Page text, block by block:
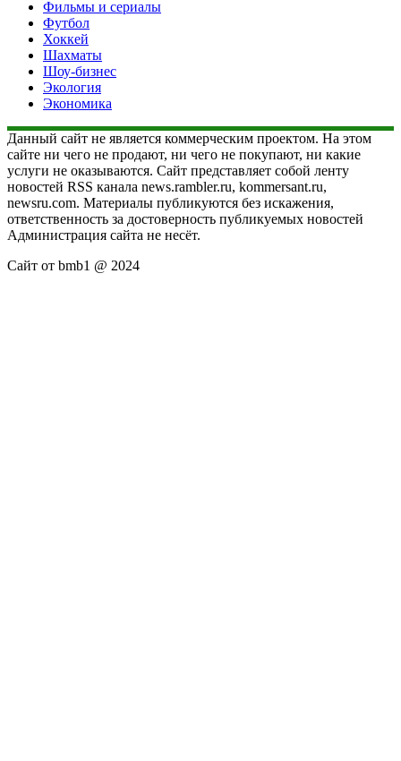
Фильмы и сериалы
Футбол
Хоккей
Шахматы
Шоу-бизнес
Экология
Экономика
Данный сайт не является коммерческим проектом. На этом
сайте ни чего не продают, ни чего не покупают, ни какие
услуги не оказываются. Сайт представляет собой ленту
новостей RSS канала news.rambler.ru, kommersant.ru,
newsru.com. Материалы публикуются без искажения,
ответственность за достоверность публикуемых новостей
Администрация сайта не несёт.
Сайт от bmb1 @ 2024